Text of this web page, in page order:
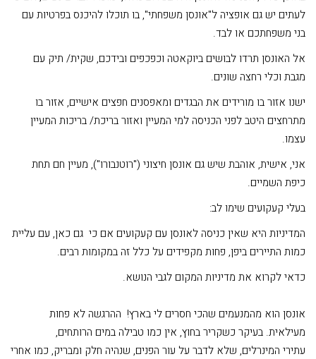
לעתים יש גם אופציה ל"אונסן משפחתי", בו תוכלו להיכנס בפרטיות עם
בני משפחתכם או לבד.
אל האונסן תרדו לבושים ביוקאטה וכפכפים ובידכם, שקית/ תיק עם
מגבת וכלי רחצה שונים.
ישנו אזור בו מורידים את הבגדים ומאפסנים חפצים אישיים, אזור בו
מתרחצים היטב לפני הכניסה למי המעיין ואזור בריכת/ בריכות המעיין
עצמו.
אני, אישית, אוהבת שיש גם אונסן חיצוני ("רוטנבורו"), מעיין חם תחת
כיפת השמיים.
בעלי קעקועים שימו לב:
המדיניות היא שאין כניסה לאונסן עם קעקועים אם כי גם כאן, עם עליית
כמות התיירים ביפן, פחות מקפידים על כלל זה במקומות רבים.
כדאי לקרוא את מדיניות המקום לגבי הנושא.
אונסן הוא מהמנעמים שהכי חסרים לי בארץ! ההרגשה לא פחות
מעילאית. בעיקר כשקריר בחוץ, אין כמו טבילה במים הרותחים,
עתירי המינרלים, שלא לדבר על עור הפנים, שנהיה חלק ומבריק, כמו אחרי